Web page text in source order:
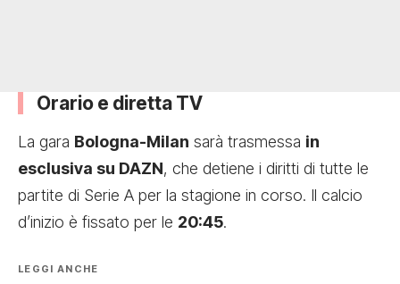
Orario e diretta TV
La gara Bologna-Milan sarà trasmessa in
esclusiva su DAZN, che detiene i diritti di tutte le
partite di Serie A per la stagione in corso. Il calcio
d’inizio è fissato per le 20:45.
LEGGI ANCHE